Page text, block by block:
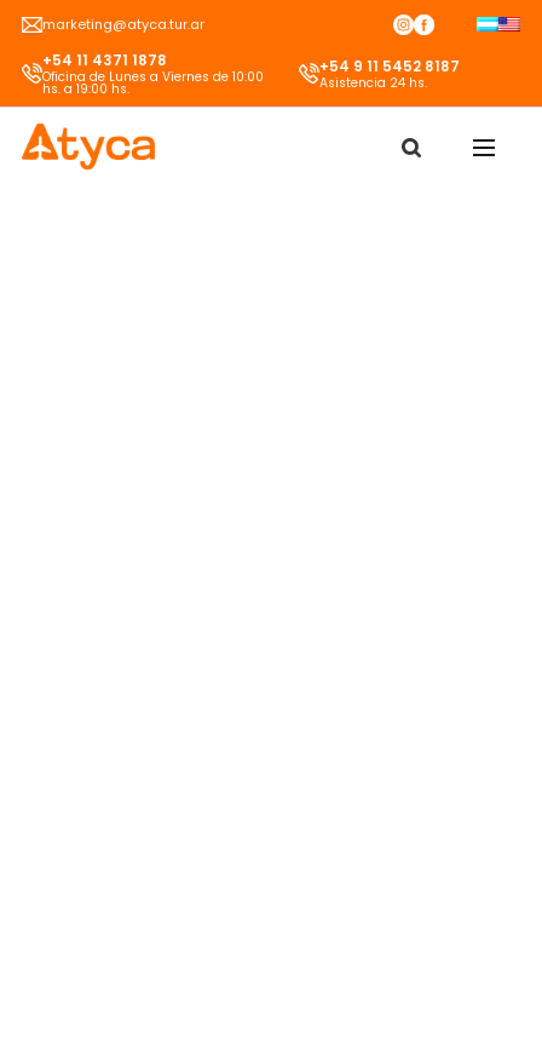
Skip
content
marketing@atyca.tur.ar
+54 11 4371 1878
Oficina de Lunes a Viernes de 10:00
hs. a 19:00 hs.
+54 9 11 5452 8187
Asistencia 24 hs.